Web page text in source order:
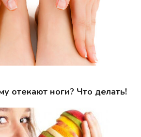
отекают ноги? Что делать!